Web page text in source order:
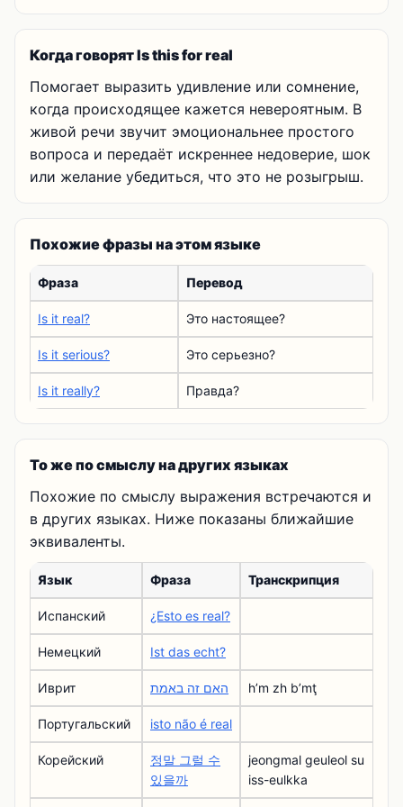
Когда говорят Is this for real
Помогает выразить удивление или сомнение,
когда происходящее кажется невероятным. В
живой речи звучит эмоциональнее простого
вопроса и передаёт искреннее недоверие, шок
или желание убедиться, что это не розыгрыш.
Похожие фразы на этом языке
Фраза Перевод
Is it real? Это настоящее?
Is it serious? Это серьезно?
Is it really? Правда?
То же по смыслу на других языках
Похожие по смыслу выражения встречаются и
в других языках. Ниже показаны ближайшие
эквиваленты.
Язык Фраза Транскрипция
Испанский ¿Esto es real?
Немецкий Ist das echt?
Иврит האם זה באמת hʼm zh bʼmţ
Португальский isto não é real
Корейский
정말 그럴 수
있을까
jeongmal geuleol su
iss-eulkka